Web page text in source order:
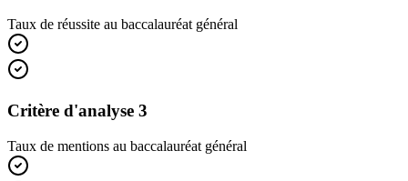
Taux de réussite au baccalauréat général
Critère d'analyse 3
Taux de mentions au baccalauréat général